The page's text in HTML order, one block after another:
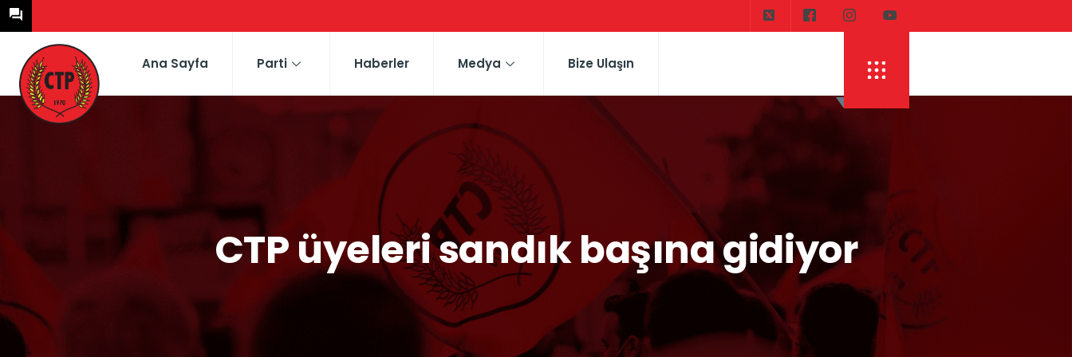
Ana Sayfa Parti Haberler Medya Bize Ulaşın
CTP üyeleri sandık başına gidiyor